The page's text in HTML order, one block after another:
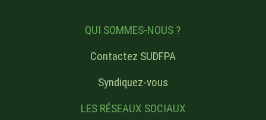
QUI SOMMES-NOUS ?
Contactez SUDFPA
Syndiquez-vous
LES RÉSEAUX SOCIAUX